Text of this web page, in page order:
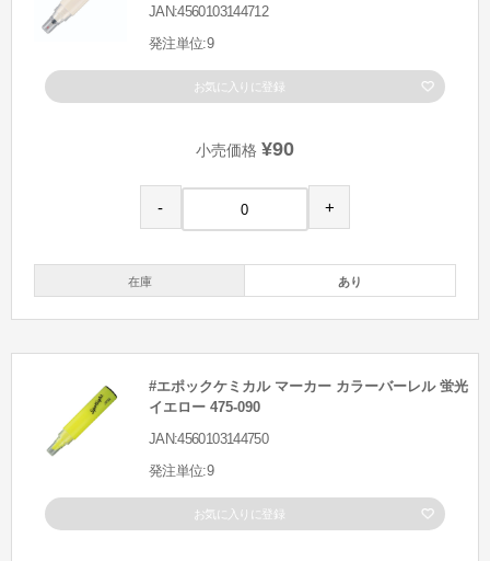
JAN:4560103144712
発注単位:9
お気に入りに登録
小売価格 ¥90
- +
在庫 あり
#エポックケミカル マーカー カラーバーレル 蛍光
イエロー 475-090
JAN:4560103144750
発注単位:9
お気に入りに登録